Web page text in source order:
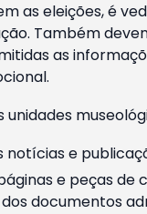
as eleições, é
Também
as
e
e peças
documentos